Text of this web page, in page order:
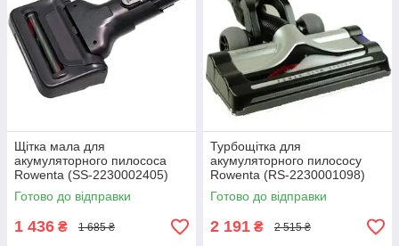
Щітка мала для
акумуляторного пилососа
Rowenta (SS-2230002405)
Готово до відправки
1 436 ₴ 1 685 ₴
Турбощітка для
акумуляторного пилососу
Rowenta (RS-2230001098)
Готово до відправки
2 191 ₴ 2 515 ₴